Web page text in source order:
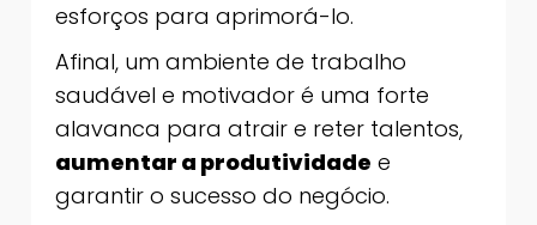
esforços para aprimorá-lo.
Afinal, um ambiente de trabalho
saudável e motivador é uma forte
alavanca para atrair e reter talentos,
aumentar a produtividade e
garantir o sucesso do negócio.